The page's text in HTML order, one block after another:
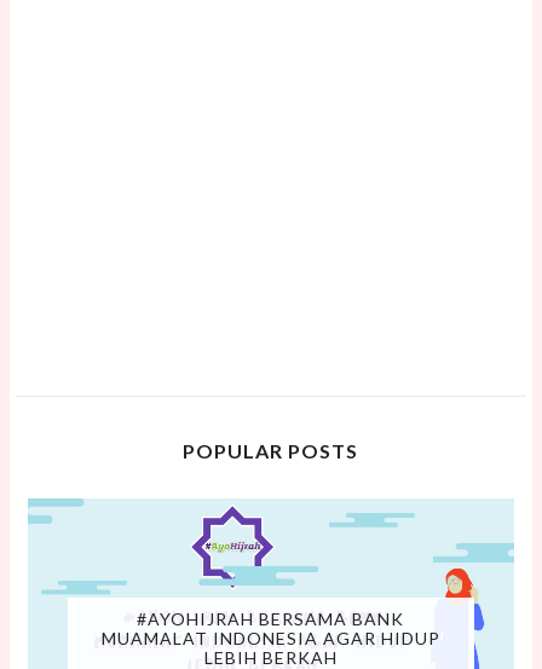
POPULAR POSTS
#AYOHIJRAH BERSAMA BANK
MUAMALAT INDONESIA AGAR HIDUP
LEBIH BERKAH